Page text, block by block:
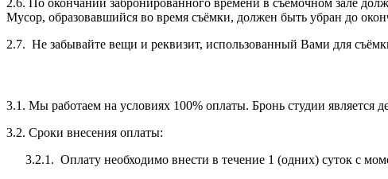
Мусор, образовавшийся во время съёмки, должен быть убран до
2.7. Не забывайте вещи и реквизит, использованный Вами для
3.1. Мы работаем на условиях 100% оплаты. Бронь студии является
3.2. Сроки внесения оплаты:
3.2.1. Оплату необходимо внести в течение 1 (одних) суток с